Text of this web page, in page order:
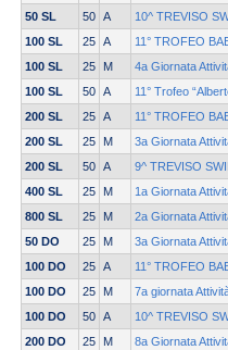
50 SL
50 A
10^ TREVISO
100 SL
25 A
11° TROFEO
100 SL
25 M
4a Giornata
100 SL
50 A
11° Trofeo
200 SL
25 A
11° TROFEO
200 SL
25 M
3a Giornata
200 SL
50 A
9^ TREVISO
400 SL
25 M
1a Giornata
800 SL
25 M
2a Giornata
50 DO
25 M
3a Giornata
100 DO
25 A
11° TROFEO
100 DO
25 M
7a giornata
100 DO
50 A
10^ TREVISO
200 DO
25 M 8a Giornata